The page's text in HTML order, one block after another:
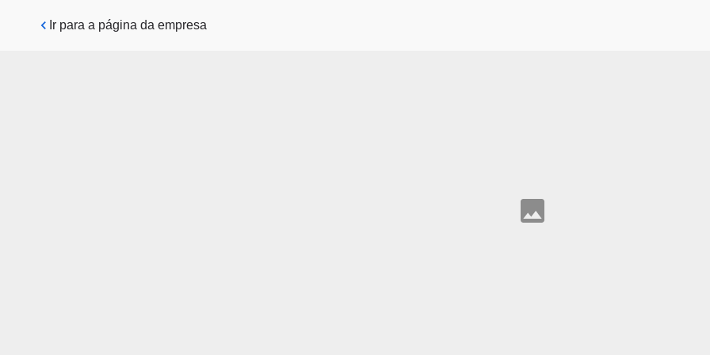
Pular para o conteúdo principal
Ir para a página da empresa